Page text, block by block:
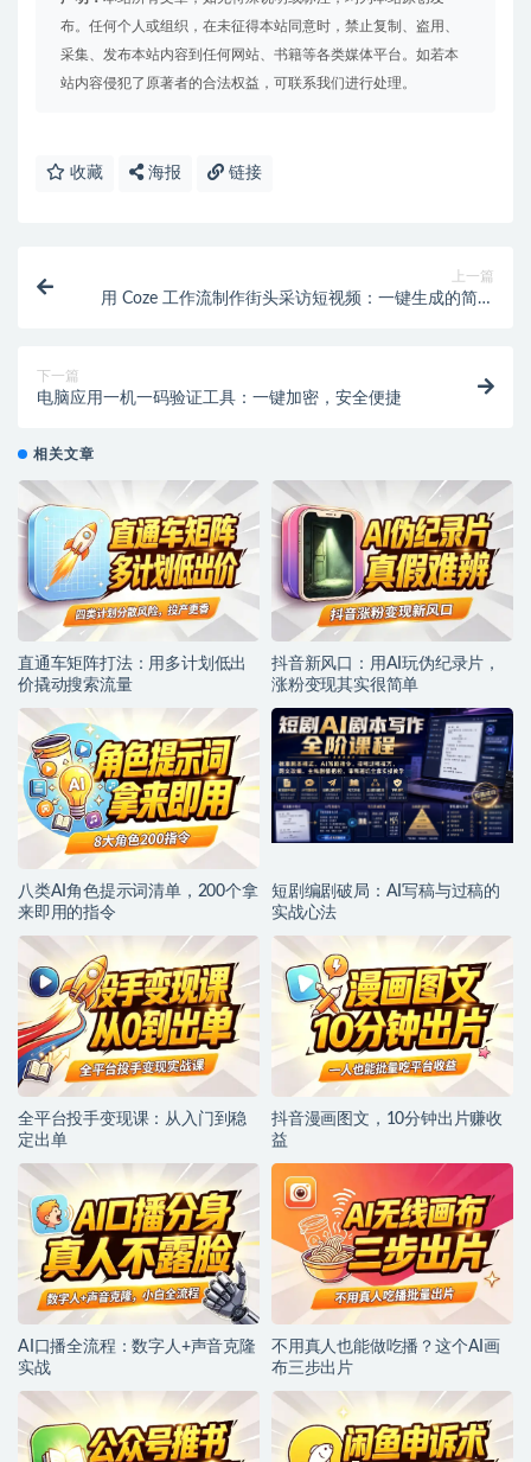
布。任何个人或组织，在未征得本站同意时，禁止复制、盗用、
采集、发布本站内容到任何网站、书籍等各类媒体平台。如若本
站内容侵犯了原著者的合法权益，可联系我们进行处理。
收藏 海报 链接
上一篇
用 Coze 工作流制作街头采访短视频：一键生成的简单
下一篇
电脑应用一机一码验证工具：一键加密，安全便捷
相关文章
直通车矩阵打法：用多计划低出
价撬动搜索流量
抖音新风口：用AI玩伪纪录片，
涨粉变现其实很简单
八类AI角色提示词清单，200个拿
来即用的指令
短剧编剧破局：AI写稿与过稿的
实战心法
全平台投手变现课：从入门到稳
定出单
抖音漫画图文，10分钟出片赚收
益
AI口播全流程：数字人+声音克隆
实战
不用真人也能做吃播？这个AI画
布三步出片